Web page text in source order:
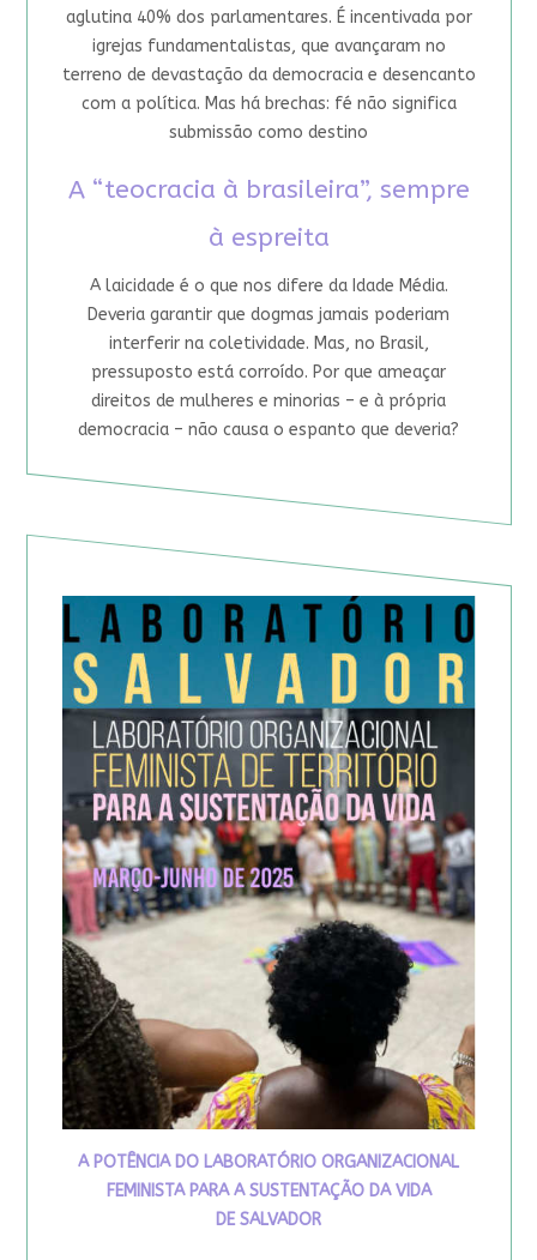
aglutina 40% dos parlamentares. É incentivada por
igrejas fundamentalistas, que avançaram no
terreno de devastação da democracia e desencanto
com a política. Mas há brechas: fé não significa
submissão como destino
A “teocracia à brasileira”, sempre
à espreita
A laicidade é o que nos difere da Idade Média.
Deveria garantir que dogmas jamais poderiam
interferir na coletividade. Mas, no Brasil,
pressuposto está corroído. Por que ameaçar
direitos de mulheres e minorias – e à própria
democracia – não causa o espanto que deveria?
A POTÊNCIA DO LABORATÓRIO ORGANIZACIONAL
FEMINISTA PARA A SUSTENTAÇÃO DA VIDA
DE SALVADOR